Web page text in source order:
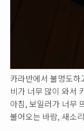
카라반에서 불멍도
비가 너무 많이 와서
아침, 보일러가 너무
불어오는 바람, 새소